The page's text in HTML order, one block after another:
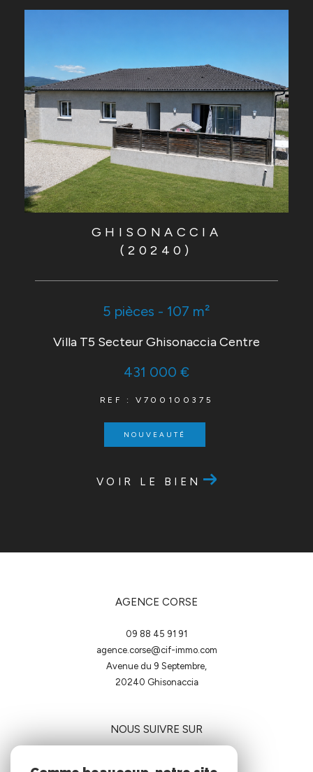
GHISONACCIA
(20240)
5 pièces - 107 m²
Villa T5 Secteur Ghisonaccia Centre
431 000 €
REF : V700100375
NOUVEAUTÉ
VOIR LE BIEN
AGENCE CORSE
09 88 45 91 91
agence.corse@cif-immo.com
Avenue du 9 Septembre,
20240
ghisonaccia
NOUS SUIVRE SUR